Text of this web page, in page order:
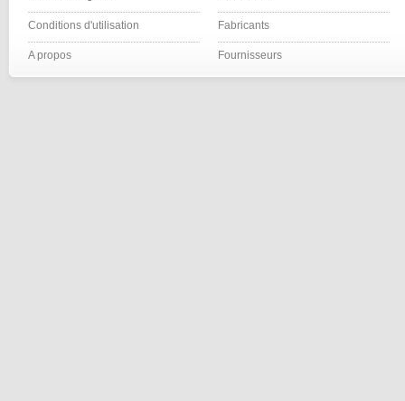
Conditions d'utilisation
A propos
Fabricants
Fournisseurs